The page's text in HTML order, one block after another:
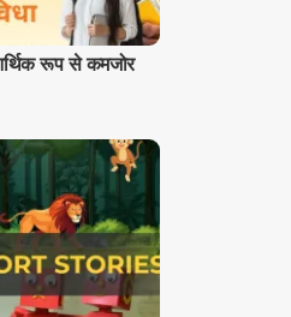
रूप से कमजोर